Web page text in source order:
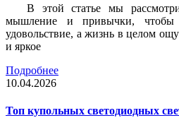
В этой статье мы
мышление и привычки, чтобы
удовольствие, а жизнь в целом
и яркое
Подробнее
10.04.2026
Топ купольных светодиодных